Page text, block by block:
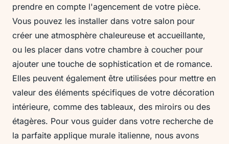
prendre en compte l'agencement de votre pièce.
Vous pouvez les installer dans votre salon pour
créer une atmosphère chaleureuse et accueillante,
ou les placer dans votre chambre à coucher pour
ajouter une touche de sophistication et de romance.
Elles peuvent également être utilisées pour mettre en
valeur des éléments spécifiques de votre décoration
intérieure, comme des tableaux, des miroirs ou des
étagères. Pour vous guider dans votre recherche de
la parfaite applique murale italienne, nous avons